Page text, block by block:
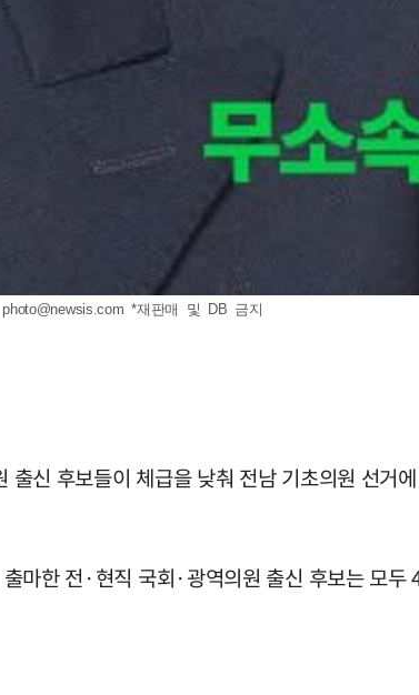
photo@newsis.com *재판매 및 DB 금지
신 후보들이 체급을 낮춰 전남 기초의원 선거
마한 전·현직 국회·광역의원 출신 후보는 모두